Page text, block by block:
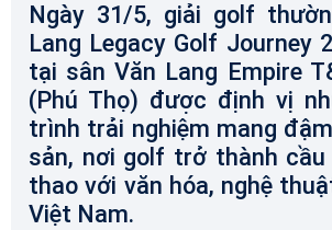
Ngày 31/5, giải golf
Lang Legacy Golf Journey
tại sân Văn Lang Empire
(Phú Thọ) được định vị
trình trải nghiệm mang
sản, nơi golf trở thành
thao với văn hóa, nghệ
Việt Nam.